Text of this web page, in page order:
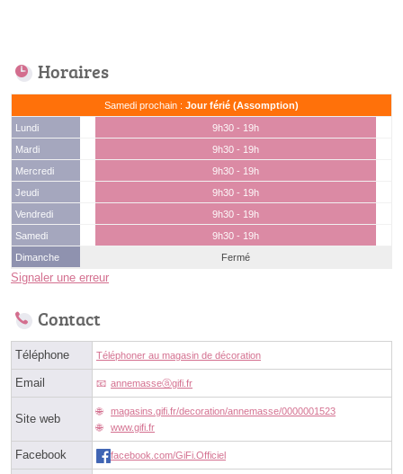
Horaires
Samedi prochain : Jour férié (Assomption)
Lundi
9h30 - 19h
Mardi
9h30 - 19h
Mercredi
9h30 - 19h
Jeudi
9h30 - 19h
Vendredi
9h30 - 19h
Samedi
9h30 - 19h
Dimanche
Fermé
Signaler une erreur
Contact
Téléphone Téléphoner au magasin de décoration
Email annemasseⓐgifi.fr
Site web
magasins.gifi.fr/decoration/annemasse/0000001523
www.gifi.fr
Facebook facebook.com/GiFi.Officiel